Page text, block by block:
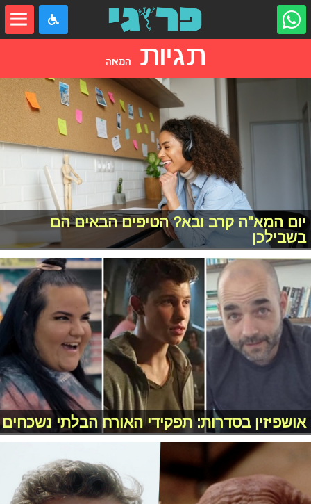
תגיות המאה
יום המא"ה קרב ובא? הטיפים הבאים הם
בשבילכן
אושפיזין בסדרות: תפקידי האורח הבלתי נשכחים